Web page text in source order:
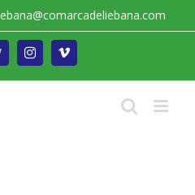
TwitterInstagramVimeo